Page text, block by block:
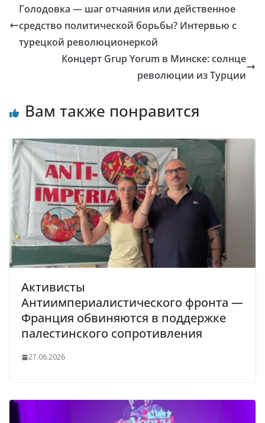
Голодовка ­— шаг отчаяния или действенное
средство политической борьбы? Интервью с
турецкой революционеркой
Концерт Grup Yorum в Минске: солнце
революции из Турции
Вам также понравится
Активисты
Антиимпериалистического фронта —
Франция обвиняются в поддержке
палестинского сопротивления
27.06.2026